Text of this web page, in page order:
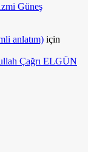
Güneş
anlatım) için
Çağrı ELGÜN